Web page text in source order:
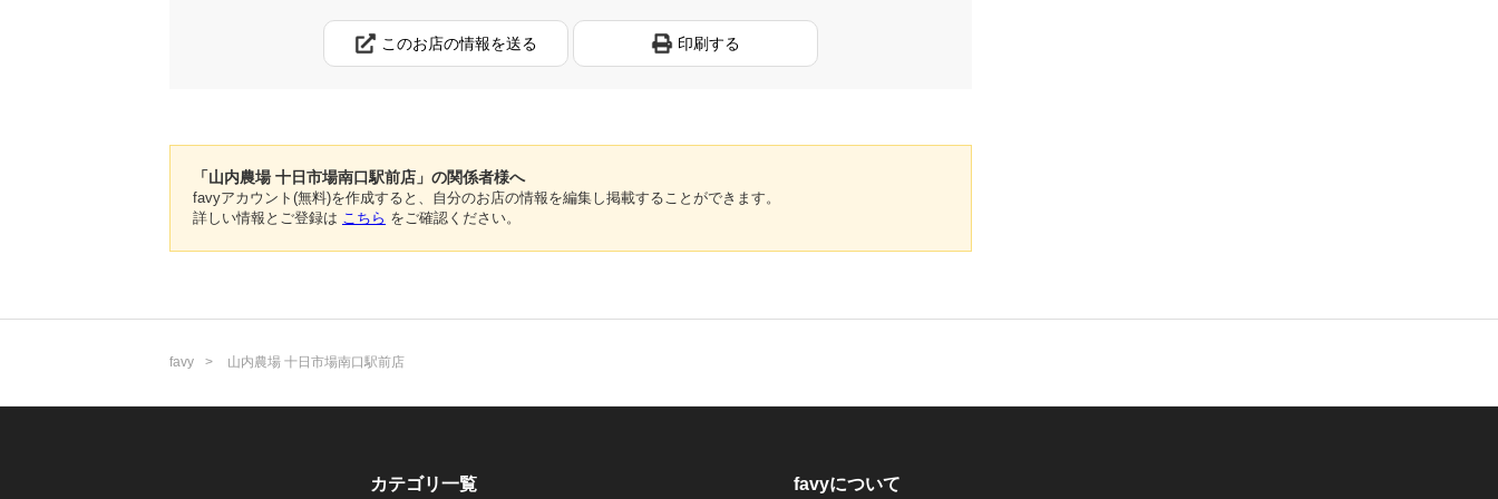
このお店の情報を送る 印刷する
「山内農場 十日市場南口駅前店」の関係者様へ
favyアカウント(無料)を作成すると、自分のお店の情報を編集し掲載することができます。
詳しい情報とご登録は こちら をご確認ください。
favy 山内農場 十日市場南口駅前店
カテゴリ一覧 favyについて